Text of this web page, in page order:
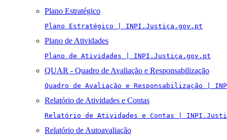
Plano Estratégico
Plano Estratégico | INPI.Justiça.gov.pt
Plano de Atividades
Plano de Atividades | INPI.Justiça.gov.pt
QUAR - Quadro de Avaliação e Responsabilização
Quadro de Avaliação e Responsabilização |
Relatório de Atividades e Contas
Relatório de Atividades e Contas |
Relatório de Autoavaliação